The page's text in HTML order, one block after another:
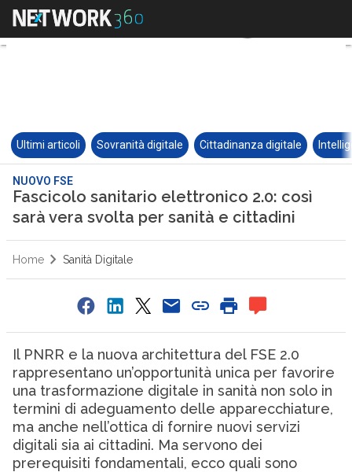
Ultimi articoli Sovranità digitale Cittadinanza digitale
NUOVO FSE
Fascicolo sanitario elettronico 2.0: così
sarà vera svolta per sanità e cittadini
Home Sanità Digitale
Il PNRR e la nuova architettura del FSE 2.0
rappresentano un’opportunità unica per favorire
una trasformazione digitale in sanità non solo in
termini di adeguamento delle apparecchiature,
ma anche nell’ottica di fornire nuovi servizi
digitali sia ai cittadini. Ma servono dei
prerequisiti fondamentali, ecco quali sono